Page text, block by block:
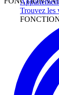
Trouvez les